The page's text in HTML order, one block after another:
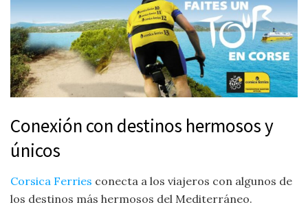
Conexión con destinos hermosos y
únicos
Corsica Ferries conecta a los viajeros con algunos de
los destinos más hermosos del Mediterráneo.